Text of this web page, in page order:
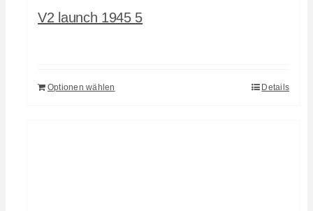
V2 launch 1945 5
Optionen wählen Details